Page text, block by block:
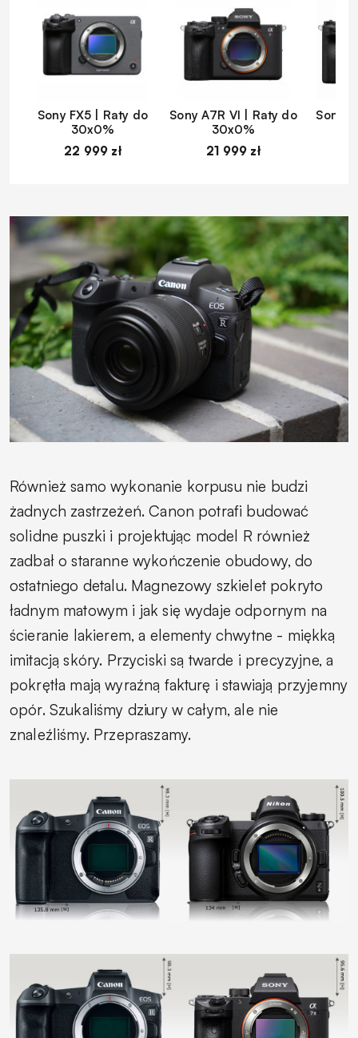
Sony FX5 | Raty do
30x0%
22 999 zł
Sony A7R VI | Raty do
30x0%
21 999 zł
Sony
Również samo wykonanie korpusu nie budzi
żadnych zastrzeżeń. Canon potrafi budować
solidne puszki i projektując model R również
zadbał o staranne wykończenie obudowy, do
ostatniego detalu. Magnezowy szkielet pokryto
ładnym matowym i jak się wydaje odpornym na
ścieranie lakierem, a elementy chwytne - miękką
imitacją skóry. Przyciski są twarde i precyzyjne, a
pokrętła mają wyraźną fakturę i stawiają przyjemny
opór. Szukaliśmy dziury w całym, ale nie
znaleźliśmy. Przepraszamy.